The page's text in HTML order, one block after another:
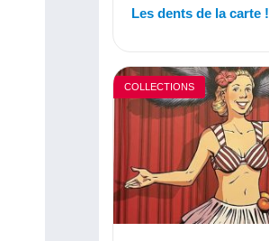
Les dents de la carte !
COLLECTIONS